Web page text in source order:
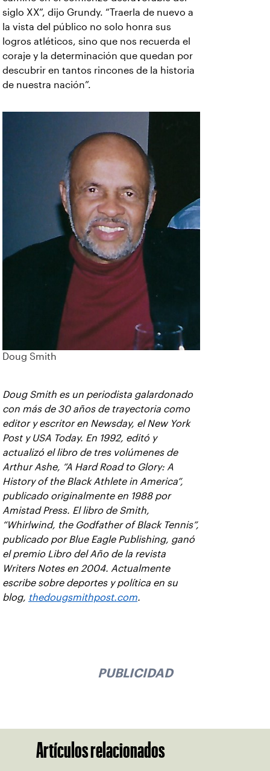
siglo XX”, dijo Grundy. “Traerla de nuevo a
la vista del público no solo honra sus
logros atléticos, sino que nos recuerda el
coraje y la determinación que quedan por
descubrir en tantos rincones de la historia
de nuestra nación”.
Doug Smith
Doug Smith es un periodista galardonado
con más de 30 años de trayectoria como
editor y escritor en Newsday, el New York
Post y USA Today. En 1992, editó y
actualizó el libro de tres volúmenes de
Arthur Ashe, “A Hard Road to Glory: A
History of the Black Athlete in America”,
publicado originalmente en 1988 por
Amistad Press. El libro de Smith,
“Whirlwind, the Godfather of Black Tennis”,
publicado por Blue Eagle Publishing, ganó
el premio Libro del Año de la revista
Writers Notes en 2004. Actualmente
escribe sobre deportes y política en su
blog, thedougsmithpost.com.
PUBLICIDAD
Artículos relacionados